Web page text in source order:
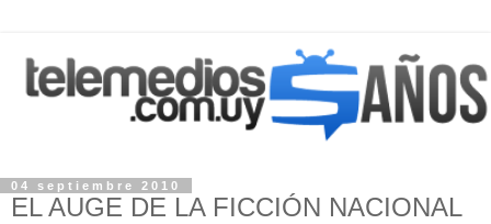
04 septiembre 2010
EL AUGE DE LA FICCIÓN NACIONAL